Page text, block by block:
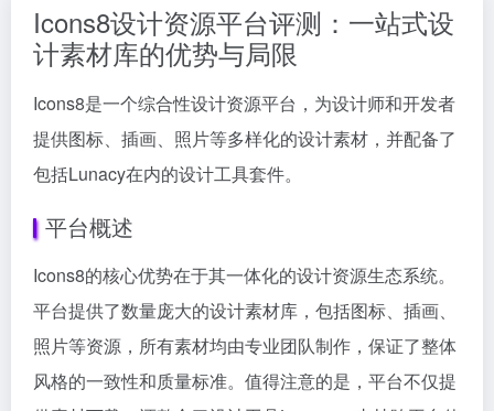
Icons8设计资源平台评测：一站式设
计素材库的优势与局限
Icons8是一个综合性设计资源平台，为设计师和开发者
提供图标、插画、照片等多样化的设计素材，并配备了
包括Lunacy在内的设计工具套件。
平台概述
Icons8的核心优势在于其一体化的设计资源生态系统。
平台提供了数量庞大的设计素材库，包括图标、插画、
照片等资源，所有素材均由专业团队制作，保证了整体
风格的一致性和质量标准。值得注意的是，平台不仅提